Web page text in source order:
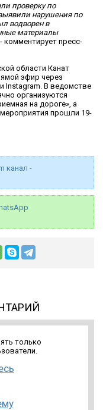
проверку по
нарушения по
водворен в
материалы
- комментирует пресс-
области Канат
эфир через
Instagram. В ведомстве
организуются
на дороге», а
прошли 19-
канал -
только